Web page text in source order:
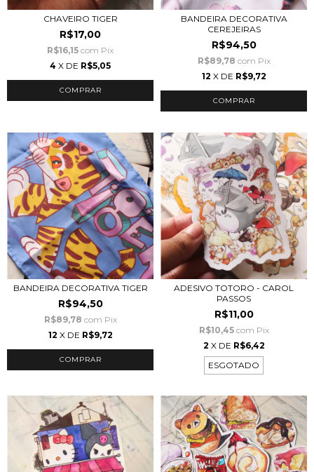
CHAVEIRO TIGER
R$17,00
R$16,15 com Pix
4 X DE R$5,05
BANDEIRA DECORATIVA
CEREJEIRAS
R$94,50
R$89,78 com Pix
12 X DE R$9,72
BANDEIRA DECORATIVA TIGER
R$94,50
R$89,78 com Pix
12 X DE R$9,72
ADESIVO TOTORO - CAROL
PASSOS
R$11,00
R$10,45 com Pix
2 X DE R$6,42
ESGOTADO